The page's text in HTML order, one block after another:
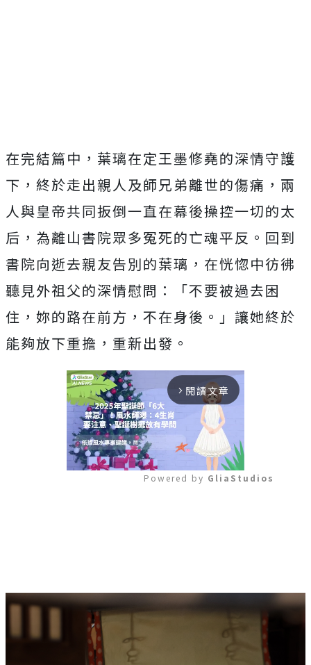
在完結篇中，葉璃在定王墨修堯的深情守護
下， 終於走出親人及師兄弟離世的傷痛， 兩
人與皇帝共同扳倒一直在幕後操控一切的太
后， 為離山書院眾多冤死的亡魂平反。回到
書院向逝去親友告別的葉璃， 在恍惚中彷彿
聽見外祖父的深情慰問：「不要被過去困
住， 妳的路在前方，不在身後。」讓她終於
能夠放下重擔，重新出發。
arrow_forward_ios 閱讀文章
Powered by GliaStudios